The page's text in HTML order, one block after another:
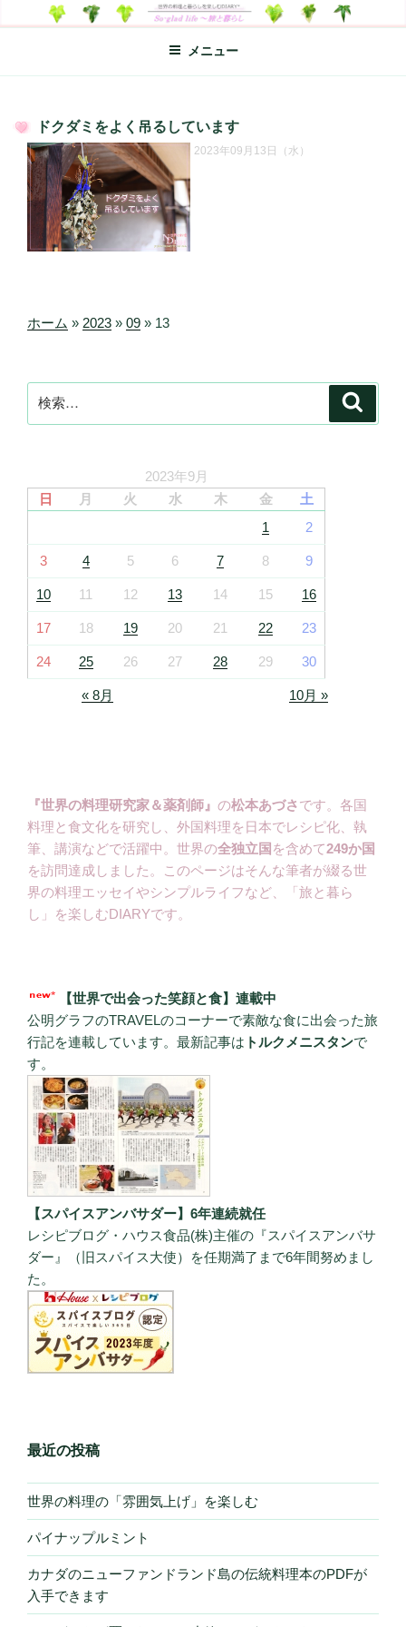
ン
ン
SO-GLAD LIFE～旅と暮らし
世界の料理のエッセイやレシピ、シンプルライフ、楽しい暮らしなどを
綴る、世界248か国を旅した松本あづさのDIARYです
メニュー
投
稿
日:
ドクダミをよく吊るしています
2023年09月13日（水）
ホーム » 2023 » 09 » 13
索:
2023年9月
日
月 火 水 木 金
土
1
2
3 4 5 6 7 8 9
10 11 12 13 14 15 16
17 18 19 20 21 22 23
24 25 26 27 28 29 30
« 8月 10月 »
『世界の料理研究家＆薬剤師』 の松本あづさです。各国
料理と食文化を研究し、外国料理を日本でレシピ化、執
筆、講演などで活躍中。世界の全独立国 を含めて249か国
を訪問達成しました。このページはそんな筆者が綴る世
界の料理エッセイやシンプルライフなど、「旅と暮ら
し」を楽しむDIARYです。
【世界で出会った笑顔と食】連載中
公明グラフのTRAVELのコーナーで素敵な食に出会った旅
行記を連載しています。最新記事は トルクメニスタンで
す。
【スパイスアンバサダー】6年連続就任
レシピブログ・ハウス食品(株)主催の『スパイスアンバサ
ダー』（旧スパイス大使）を任期満了まで6年間努めまし
た。
最近の投稿
世界の料理の「雰囲気上げ」を楽しむ
パイナップルミント
カナダのニューファンドランド島の伝統料理本のPDFが
入手できます